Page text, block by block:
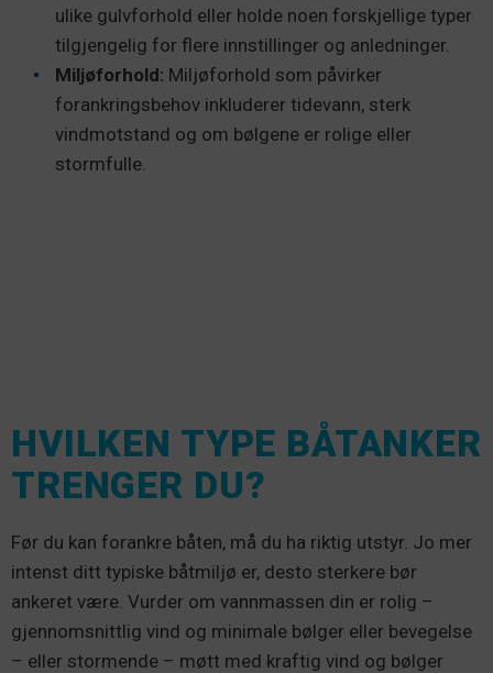
ulike gulvforhold eller holde noen forskjellige typer
tilgjengelig for flere innstillinger og anledninger.
Miljøforhold: Miljøforhold som påvirker
forankringsbehov inkluderer tidevann, sterk
vindmotstand og om bølgene er rolige eller
stormfulle.
HVILKEN TYPE BÅTANKER
TRENGER DU?
Før du kan forankre båten, må du ha riktig utstyr. Jo mer
intenst ditt typiske båtmiljø er, desto sterkere bør
ankeret være. Vurder om vannmassen din er rolig –
gjennomsnittlig vind og minimale bølger eller bevegelse
– eller stormende – møtt med kraftig vind og bølger